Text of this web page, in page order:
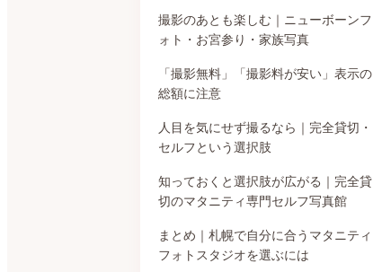
撮影のあとも楽しむ｜ニューボーンフ
ォト・お宮参り・家族写真
「撮影無料」「撮影料が安い」表示の
総額に注意
人目を気にせず撮るなら｜完全貸切・
セルフという選択肢
知っておくと選択肢が広がる｜完全貸
切のマタニティ専門セルフ写真館
まとめ｜札幌で自分に合うマタニティ
フォトスタジオを選ぶには